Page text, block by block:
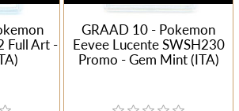
Full Art -
GRAAD 10 - Pokemon
Eevee Lucente SWSH230
Promo - Gem Mint (ITA)